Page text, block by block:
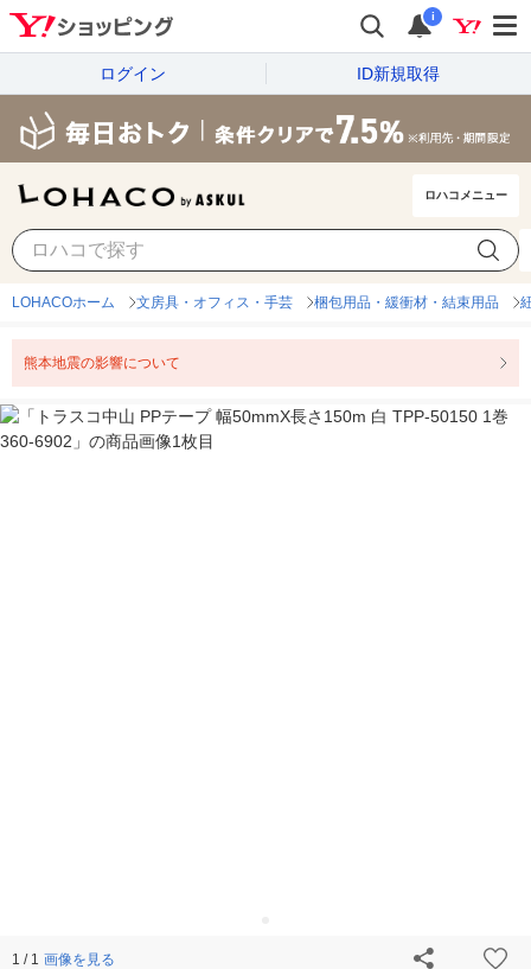
i
ログイン ID新規取得
ロハコメニュー
LOHACOホーム 文房具・オフィス・手芸 梱包用品・緩衝材・結束用品
熊本地震の影響について
1 / 1 画像を見る